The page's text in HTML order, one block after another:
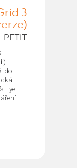
3
PETIT
do
Eye